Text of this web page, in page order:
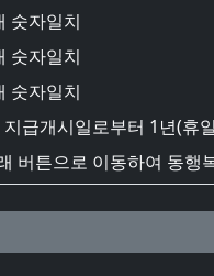
숫자일치
숫자일치
숫자일치
급개시일로부터 1년(휴
버튼으로 이동하여 동